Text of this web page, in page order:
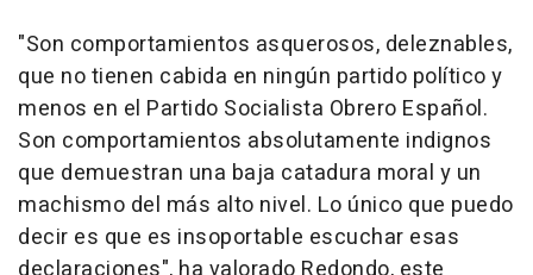
"Son comportamientos asquerosos, deleznables,
que no tienen cabida en ningún partido político y
menos en el Partido Socialista Obrero Español.
Son comportamientos absolutamente indignos
que demuestran una baja catadura moral y un
machismo del más alto nivel. Lo único que puedo
decir es que es insoportable escuchar esas